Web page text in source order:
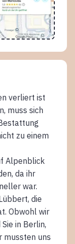
verliert ist
muss sich
zu einem
Alpenblick
da ihr
war.
die
Obwohl wir
in Berlin,
mussten uns